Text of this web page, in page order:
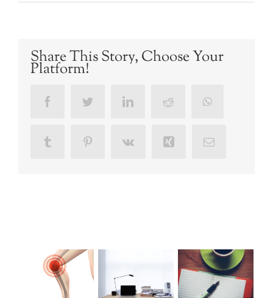
Share This Story, Choose Your
Platform!
Facebook Twitter LinkedInReddit WhatsApp
Tumblr Pinterest Vk Email